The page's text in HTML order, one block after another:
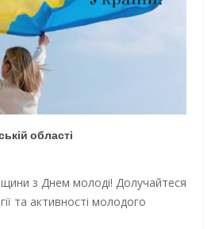
області
з Днем молоді! Долучайтеся
та активності молодого